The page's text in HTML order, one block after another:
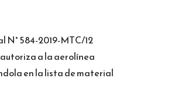
N° 584-2019-MTC/12
a la aerolínea
en la lista de material